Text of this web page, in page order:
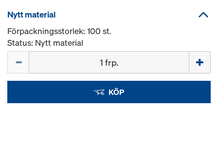
Nytt material
Förpackningsstorlek: 100 st.
Status: Nytt material
KÖP